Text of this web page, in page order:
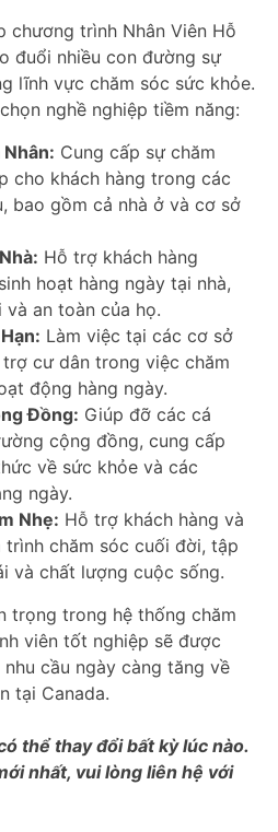
chương trình Nhân Viên Hỗ
đuổi nhiều con đường sự
lĩnh vực chăm sóc sức khỏe.
nghề nghiệp tiềm năng:
Cung cấp sự chăm
cho khách hàng trong các
bao gồm cả nhà ở và cơ sở
Hỗ trợ khách hàng
hoạt hàng ngày tại nhà,
an toàn của họ.
Làm việc tại các cơ sở
cư dân trong việc chăm
động hàng ngày.
Đồng: Giúp đỡ các cá
cộng đồng, cung cấp
về sức khỏe và các
ngày.
Nhẹ: Hỗ trợ khách hàng và
chăm sóc cuối đời, tập
và chất lượng cuộc sống.
trọng trong hệ thống chăm
viên tốt nghiệp sẽ được
cầu ngày càng tăng về
tại Canada.
thể thay đổi bất kỳ lúc nào.
nhất, vui lòng liên hệ với